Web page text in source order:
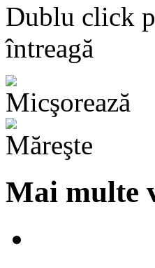
Dublu click
întreagă
Mai multe